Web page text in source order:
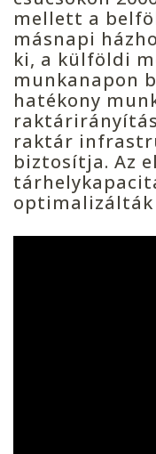
mellett a
másnapi
ki, a külföldi
munkanapon
hatékony
raktár
biztosítja. Az